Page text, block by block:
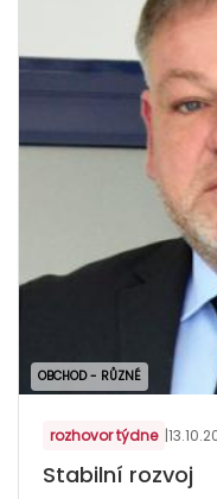
OBCHOD - RŮZNÉ
rozhovor týdne |
Stabilní rozvoj